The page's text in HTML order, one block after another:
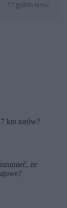
17 godzin temu